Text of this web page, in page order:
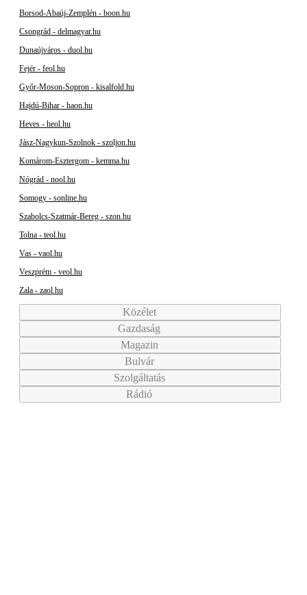
Borsod-Abaúj-Zemplén - boon.hu
Csongrád - delmagyar.hu
Dunaújváros - duol.hu
Fejér - feol.hu
Győr-Moson-Sopron - kisalfold.hu
Hajdú-Bihar - haon.hu
Heves - heol.hu
Jász-Nagykun-Szolnok - szoljon.hu
Komárom-Esztergom - kemma.hu
Nógrád - nool.hu
Somogy - sonline.hu
Szabolcs-Szatmár-Bereg - szon.hu
Tolna - teol.hu
Vas - vaol.hu
Veszprém - veol.hu
Zala - zaol.hu
Közélet
Gazdaság
Magazin
Bulvár
Szolgáltatás
Rádió